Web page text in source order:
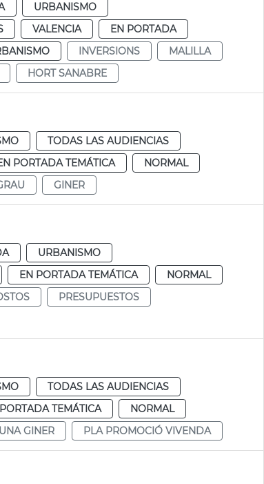
URBANISMO
VALENCIA
EN PORTADA
INVERSIONS
MALILLA
HORT SANABRE
TODAS LAS AUDIENCIAS
PORTADA TEMÁTICA
NORMAL
GINER
URBANISMO
EN PORTADA TEMÁTICA
NORMAL
PRESUPUESTOS
TODAS LAS AUDIENCIAS
TEMÁTICA
NORMAL
GINER PLA PROMOCIÓ VIVENDA